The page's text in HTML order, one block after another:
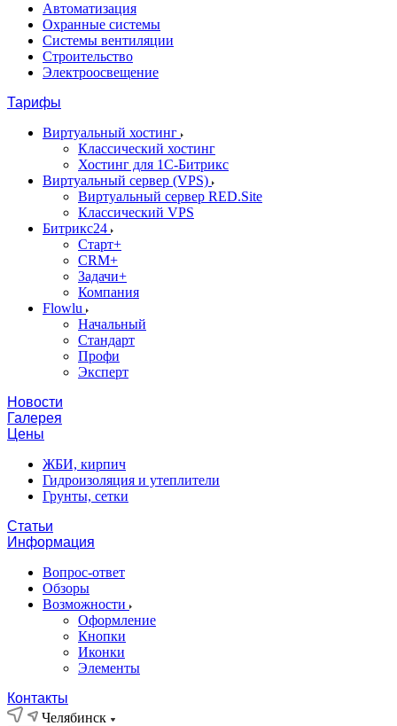
Автоматизация
Охранные системы
Системы вентиляции
Строительство
Электроосвещение
Тарифы
Виртуальный хостинг
Классический хостинг
Хостинг для 1С-Битрикс
Виртуальный сервер (VPS)
Виртуальный сервер RED.Site
Классический VPS
Битрикс24
Старт+
CRM+
Задачи+
Компания
Flowlu
Начальный
Стандарт
Профи
Эксперт
Новости
Галерея
Цены
ЖБИ, кирпич
Гидроизоляция и утеплители
Грунты, сетки
Статьи
Информация
Вопрос-ответ
Обзоры
Возможности
Оформление
Кнопки
Иконки
Элементы
Контакты
Челябинск